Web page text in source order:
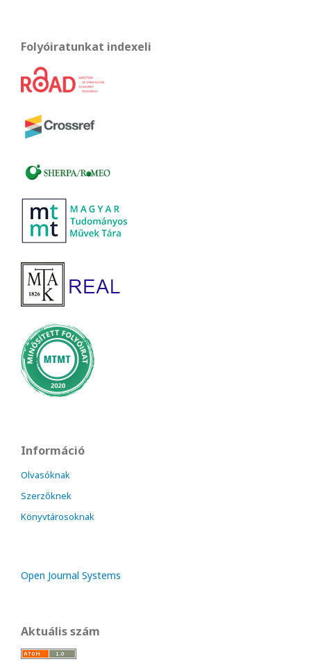
Folyóiratunkat indexeli
Információ
Olvasóknak
Szerzőknek
Könyvtárosoknak
Open Journal Systems
Aktuális szám